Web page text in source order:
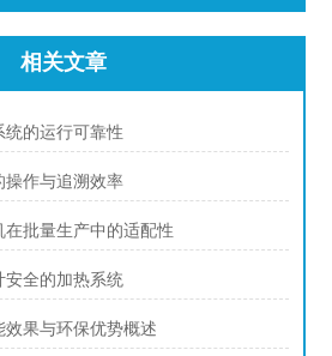
相关文章
统的运行可靠性
操作与追溯效率
批量生产中的适配性
安全的加热系统
果与环保优势概述